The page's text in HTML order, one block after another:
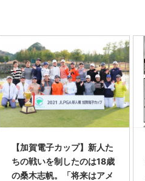
【加賀電子カップ】新人た
ちの戦いを制したのは18歳
の桑木志帆。「将来はアメ